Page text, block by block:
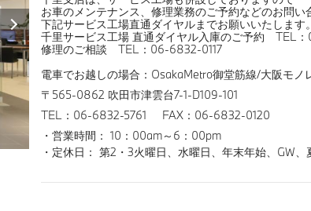
お車のメンテナンス、修理業務のご予約などのお問い
下記サービス工場直通ダイヤルまでお願いいたします。
千里サービス工場 直通ダイヤル入庫のご予約 TEL
修理のご相談 TEL：06-6832-0117
電車でお越しの場合：OsakaMetro御堂筋線/大阪モノ
〒565-0862 吹田市津雲台7-1-D109-101
TEL：06-6832-5761
FAX：06-6832-0120
営業時間： 10：00am～6：00pm
定休日： 第2・3火曜日、水曜日、年末年始、GW、